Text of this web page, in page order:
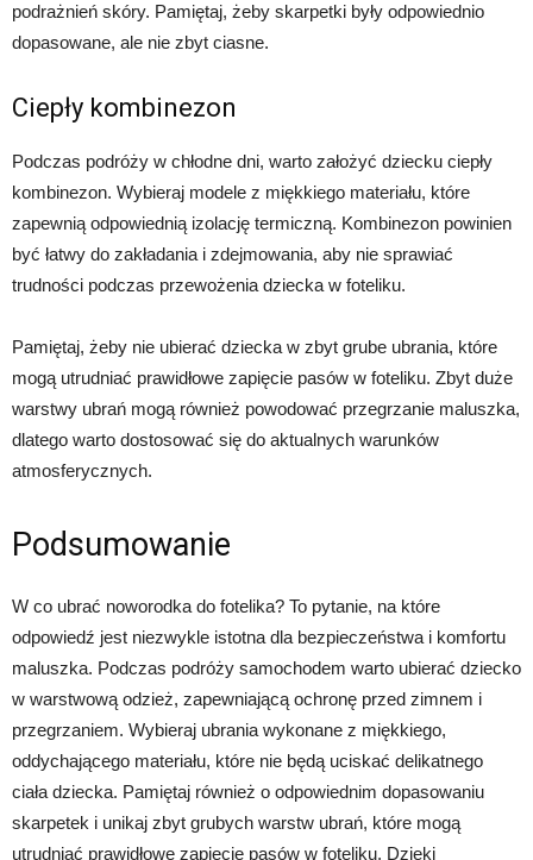
podrażnień skóry. Pamiętaj, żeby skarpetki były odpowiednio
dopasowane, ale nie zbyt ciasne.
Ciepły kombinezon
Podczas podróży w chłodne dni, warto założyć dziecku ciepły
kombinezon. Wybieraj modele z miękkiego materiału, które
zapewnią odpowiednią izolację termiczną. Kombinezon powinien
być łatwy do zakładania i zdejmowania, aby nie sprawiać
trudności podczas przewożenia dziecka w foteliku.
Pamiętaj, żeby nie ubierać dziecka w zbyt grube ubrania, które
mogą utrudniać prawidłowe zapięcie pasów w foteliku. Zbyt duże
warstwy ubrań mogą również powodować przegrzanie maluszka,
dlatego warto dostosować się do aktualnych warunków
atmosferycznych.
Podsumowanie
W co ubrać noworodka do fotelika? To pytanie, na które
odpowiedź jest niezwykle istotna dla bezpieczeństwa i komfortu
maluszka. Podczas podróży samochodem warto ubierać dziecko
w warstwową odzież, zapewniającą ochronę przed zimnem i
przegrzaniem. Wybieraj ubrania wykonane z miękkiego,
oddychającego materiału, które nie będą uciskać delikatnego
ciała dziecka. Pamiętaj również o odpowiednim dopasowaniu
skarpetek i unikaj zbyt grubych warstw ubrań, które mogą
utrudniać prawidłowe zapięcie pasów w foteliku. Dzięki